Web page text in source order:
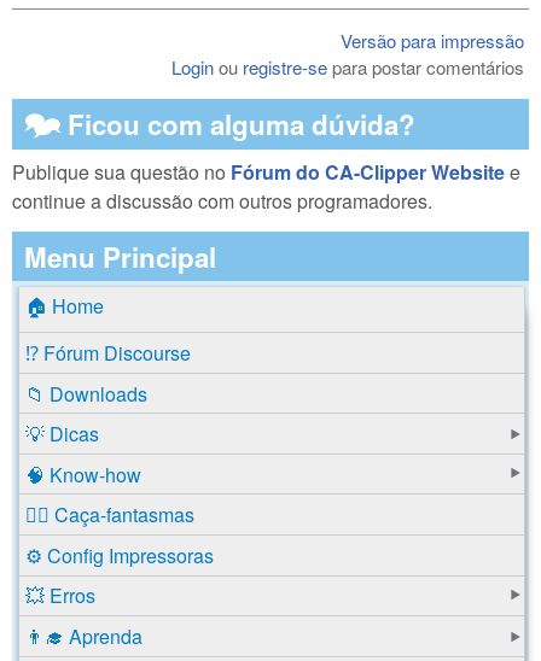
Versão para impressão
Loginou registre-separa postar comentários
🗫 Ficou com alguma dúvida?
Publique sua questão no Fórum do CA-Clipper Websitee
continue a discussão com outros programadores.
Menu Principal
🏠 Home
⁉️ Fórum Discourse
📁 Downloads
💡 Dicas
🧠 Know-how
🕵️‍♂️ Caça-fantasmas
⚙️ Config Impressoras
💥 Erros
👨‍🎓 Aprenda